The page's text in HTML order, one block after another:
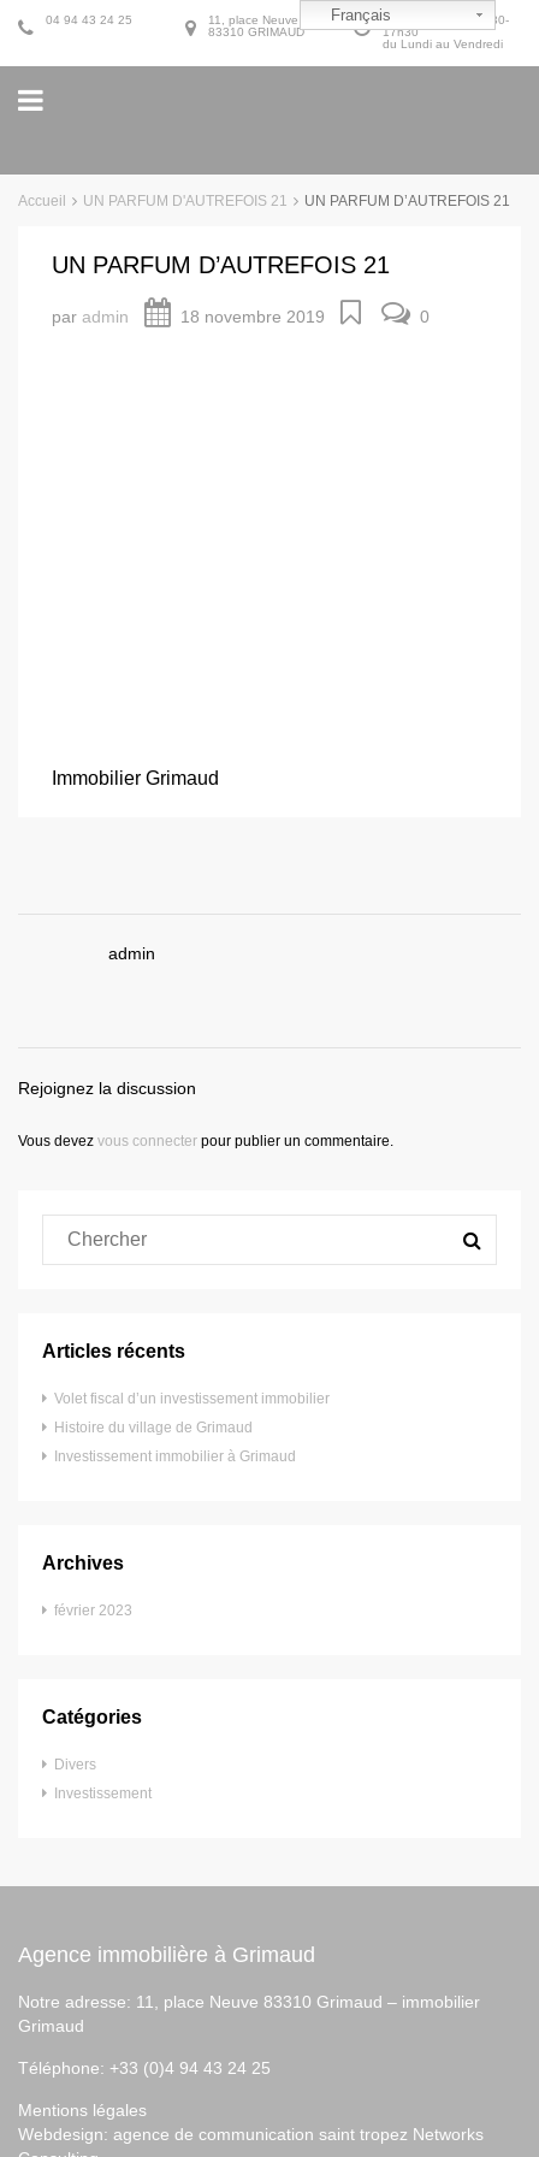
9h30-12h30 et 14h30-
17h30
du Lundi au Vendredi
11, place Neuve
83310 GRIMAUD
04 94 43 24 25
Accueil UN PARFUM D'AUTREFOIS 21 UN PARFUM D’AUTREFOIS 21
UN PARFUM D’AUTREFOIS 21
par admin 18 novembre 2019 0
Immobilier Grimaud
admin
Rejoignez la discussion
Vous devez vous connecter pour publier un commentaire.
Articles récents
Volet fiscal d’un investissement immobilier
Histoire du village de Grimaud
Investissement immobilier à Grimaud
Archives
février 2023
Catégories
Divers
Investissement
Agence immobilière à Grimaud
Notre adresse: 11, place Neuve 83310 Grimaud – immobilier
Grimaud
Téléphone: +33 (0)4 94 43 24 25
Mentions légales
Webdesign: agence de communication saint tropez Networks
Français